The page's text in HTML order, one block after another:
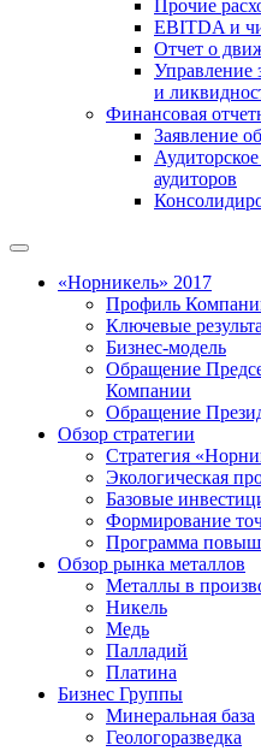
Прочие
EBITDA и
Отчет о
Управление
и
Финансовая
Заявление
аудиторов
«Норникель» 2017
Профиль
Ключевые
Бизнес-модель
Обращение
Компании
Обращение
Обзор стратегии
Стратегия
Экологическая
Базовые
Формирование
Программа
Обзор рынка металлов
Металлы в
Никель
Медь
Палладий
Платина
Бизнес Группы
Минеральная база
Геологоразведка